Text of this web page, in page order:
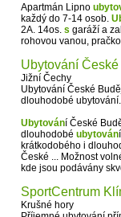
Apartmán Lipno
každý do 7-14 osob.
2A. 14os. s garáží a
rohovou vanou,
Ubytování
Jižní Čechy
Ubytování České
dlouhodobé ubytování.
Ubytování České
dlouhodobé ubytován
krátkodobého i
České ... Možnost
kde jsou podávány
SportCentrum
Krušné hory